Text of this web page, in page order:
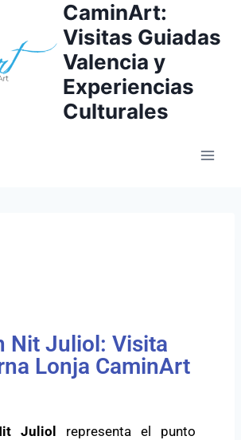
CaminArt:
Visitas Guiadas
Valencia y
Experiencias
Culturales
Nit Juliol: Visita
Lonja CaminArt
Juliol
representa el punto